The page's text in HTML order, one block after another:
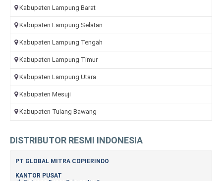
Kabupaten Lampung Barat
Kabupaten Lampung Selatan
Kabupaten Lampung Tengah
Kabupaten Lampung Timur
Kabupaten Lampung Utara
Kabupaten Mesuji
Kabupaten Tulang Bawang
DISTRIBUTOR RESMI INDONESIA
PT GLOBAL MITRA COPIERINDO
KANTOR PUSAT